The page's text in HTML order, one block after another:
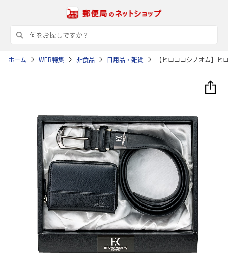
ホーム WEB特集 非食品 日用品・雑貨 【ヒロココシノオム】